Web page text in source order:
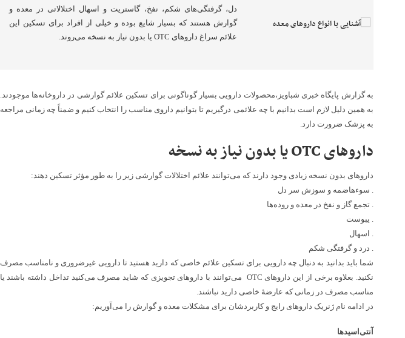
دل، گرفتگی‌های شکم، نفخ، گاستریت و اسهال اختلالاتی در معده و
گوارش هستند که بسیار شایع بوده و خیلی از افراد برای تسکین این
علائم سراغ داروهای OTC یا بدون نیاز به نسخه می‌روند.
به گزارش پایگاه خبری شباویز،محصولات دارویی بسیار گوناگونی برای تسکین علائم گوارشی در داروخانه‌ها موجودند.
به همین دلیل لازم است بدانیم با چه علائمی درگیریم تا بتوانیم داروی مناسب را انتخاب کنیم و ضمناً چه زمانی مراجعه
به پزشک ضرورت دارد.
داروهای OTC یا بدون نیاز به نسخه
داروهای بدون نسخه زیادی وجود دارند که می‌توانند علائم اختلالات گوارشی زیر را به طور مؤثر تسکین دهند:
. سوءهاضمه و سوزش سر دل
. تجمع گاز و نفخ در معده و روده‌ها
. یبوست
. اسهال
. درد و گرفتگی شکم
شما باید بدانید به دنبال چه دارویی برای تسکین علائم خاصی که دارید هستید تا دارویی غیرضروری و نامناسب مصرف
نکنید. بعلاوه برخی از این داروهای OTC ‌ می‌توانند با داروهای تجویزی که شاید مصرف می‌کنید تداخل داشته باشند یا
مناسب مصرف در زمانی که عارضهٔ خاصی دارید نباشند.
در ادامه نام ژنریک داروهای رایج و کاربردشان برای مشکلات معده و گوارش را می‌آوریم:
آنتی‌اسیدها